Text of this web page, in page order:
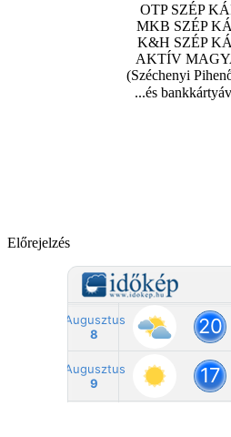
OTP SZÉP
MKB SZÉP
K&H SZÉP
AKTÍV
(Széchenyi
...és
Előrejelzés